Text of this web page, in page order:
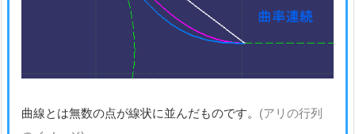
曲線とは無数の点が線状に並んだものです。 (アリの行列